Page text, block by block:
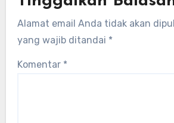
Alamat email Anda tidak akan
yang wajib ditandai *
Komentar *